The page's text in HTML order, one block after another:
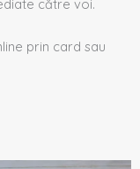
către voi.
prin card sau